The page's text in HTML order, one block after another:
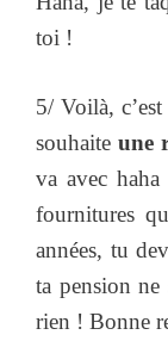
toi !
5/ Voilà,
souhaite une
va avec
fournitures
années, tu
ta pension
rien ! Bonne